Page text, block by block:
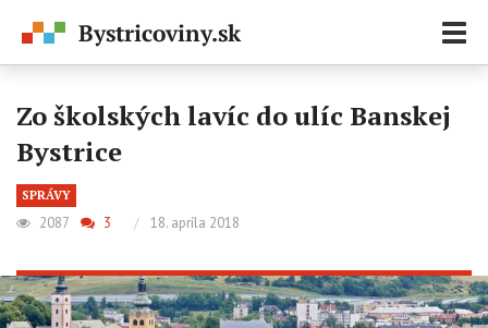
Zo školských lavíc do ulíc Banskej
Bystrice
SPRÁVY
2087 3 / 18. apríla 2018